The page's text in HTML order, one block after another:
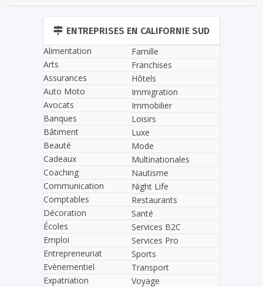
ENTREPRISES EN CALIFORNIE SUD
Alimentation
Arts
Assurances
Auto Moto
Avocats
Banques
Bâtiment
Beauté
Cadeaux
Coaching
Communication
Comptables
Décoration
Écoles
Emploi
Entrepreneuriat
Evènementiel
Expatriation
Famille
Franchises
Hôtels
Immigration
Immobilier
Loisirs
Luxe
Mode
Multinationales
Nautisme
Night Life
Restaurants
Santé
Services B2C
Services Pro
Sports
Transport
Voyage